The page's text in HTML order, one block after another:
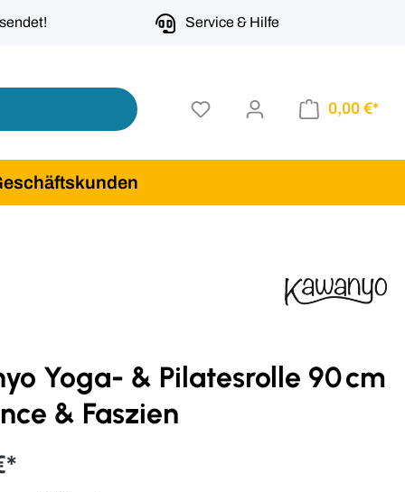
Service & Hilfe
0,00 €*
Yoga- & Pilatesrolle 90 cm
& Faszien